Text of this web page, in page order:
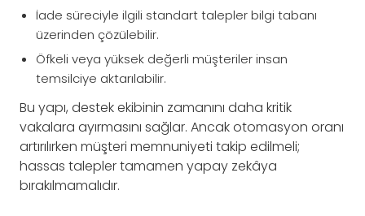
İade süreciyle ilgili standart talepler bilgi tabanı
üzerinden çözülebilir.
Öfkeli veya yüksek değerli müşteriler insan
temsilciye aktarılabilir.
Bu yapı, destek ekibinin zamanını daha kritik
vakalara ayırmasını sağlar. Ancak otomasyon oranı
artırılırken müşteri memnuniyeti takip edilmeli;
hassas talepler tamamen yapay zekâya
bırakılmamalıdır.